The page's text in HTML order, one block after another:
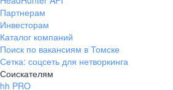
Партнерам
Инвесторам
Каталог компаний
Поиск по вакансиям в Томске
Сетка: соцсеть для нетворкинга
Соискателям
hh PRO